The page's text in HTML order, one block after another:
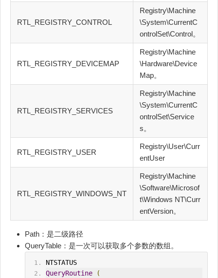
RTL_REGISTRY_CONTROL
Registry\Machine
\System\CurrentC
ontrolSet\Control。
RTL_REGISTRY_DEVICEMAP
Registry\Machine
\Hardware\Device
Map。
RTL_REGISTRY_SERVICES
Registry\Machine
\System\CurrentC
ontrolSet\Service
s。
RTL_REGISTRY_USER
Registry\User\Curr
entUser
RTL_REGISTRY_WINDOWS_NT
Registry\Machine
\Software\Microsof
t\Windows NT\Curr
entVersion。
Path：是二级路径
QueryTable：是一次可以获取多个参数的数组。
NTSTATUS
QueryRoutine
(